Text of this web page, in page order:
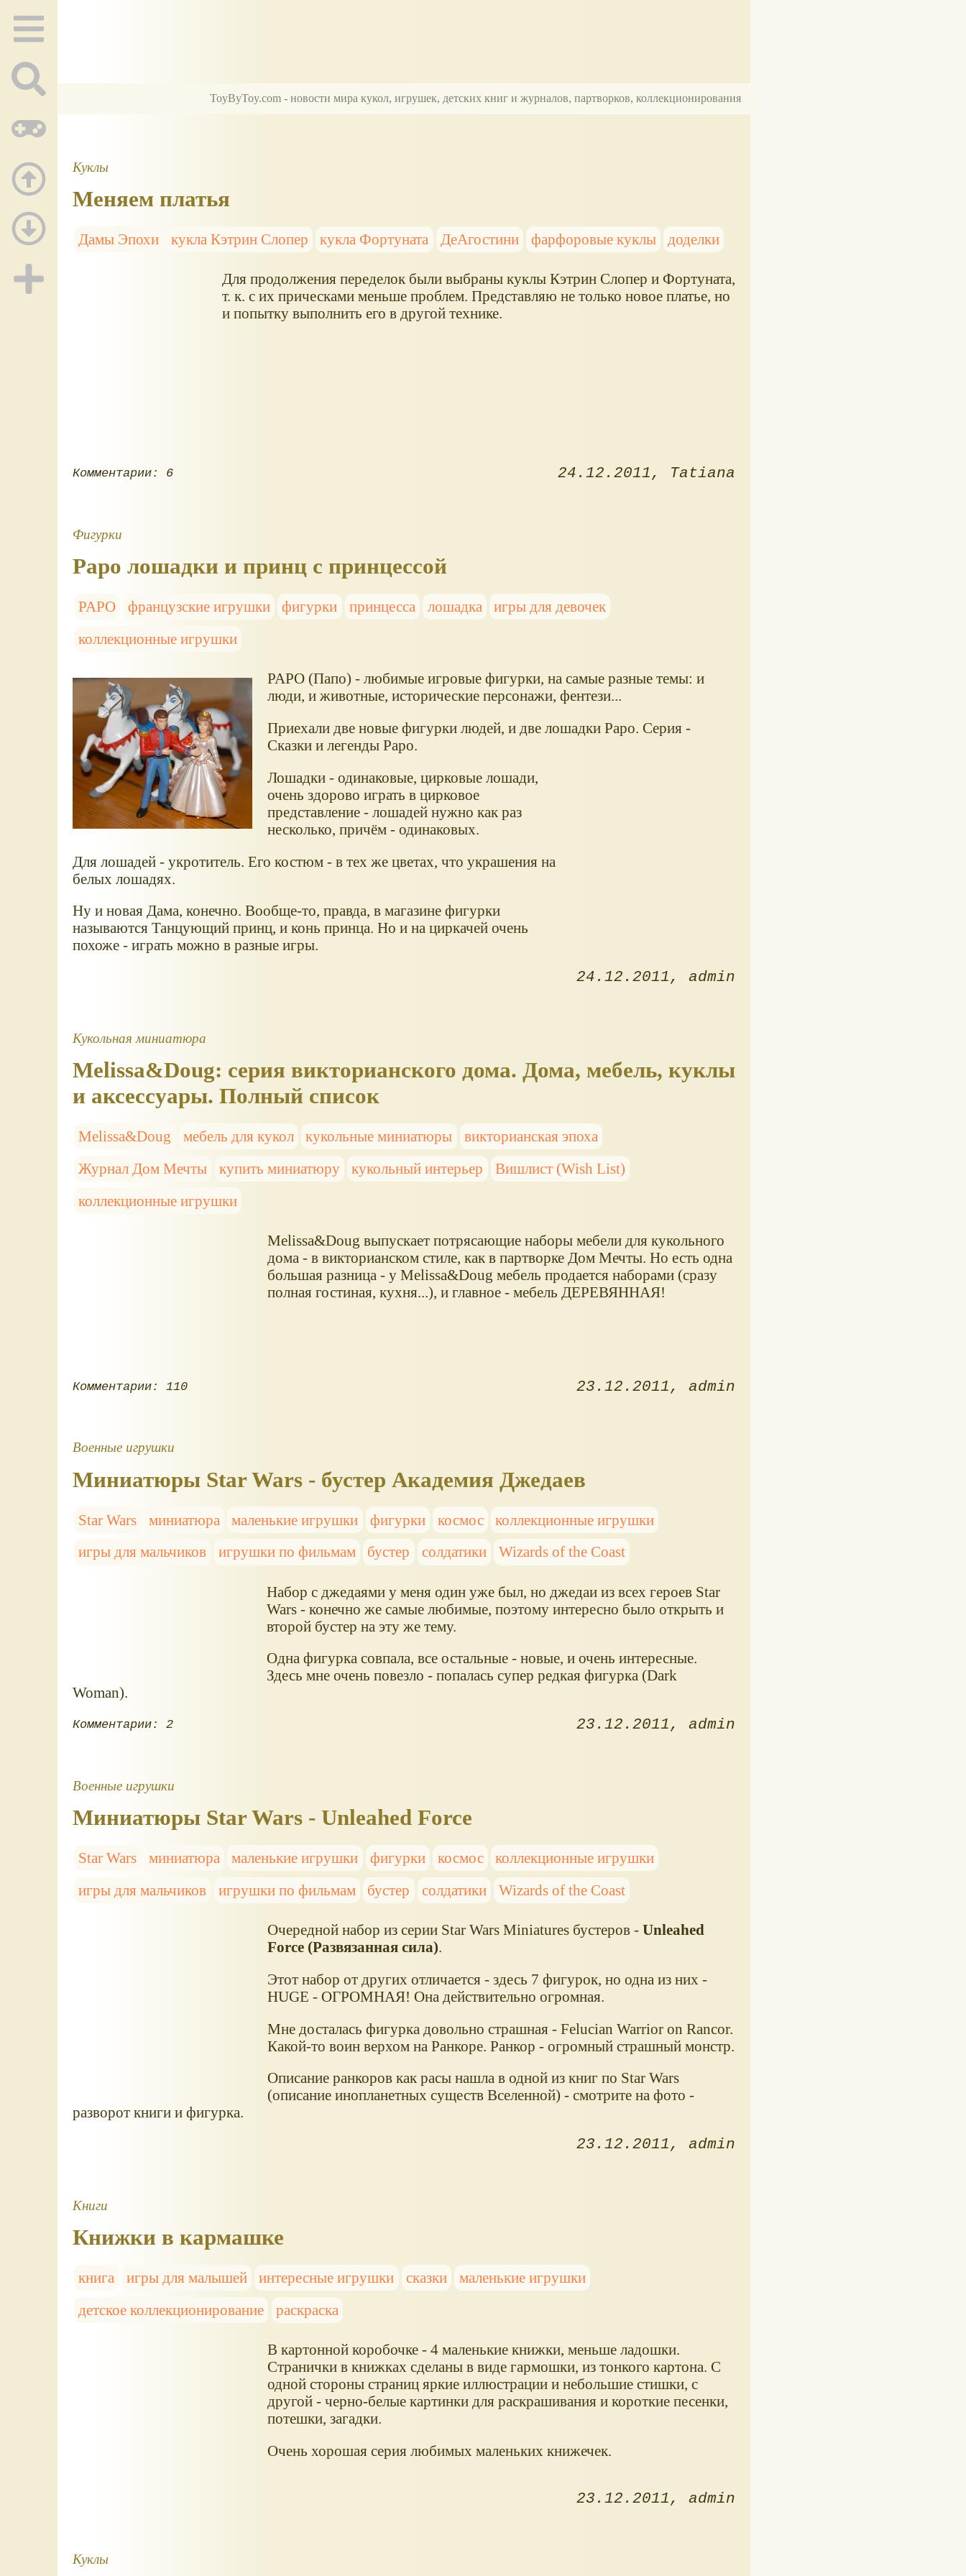
ToyByToy.com - новости мира кукол, игрушек, детских книг и журналов, партворков, коллекционирования
Куклы
Меняем платья
Дамы Эпохи кукла Кэтрин Слопер кукла Фортуната ДеАгостини фарфоровые куклы доделки
Для продолжения переделок были выбраны куклы Кэтрин Слопер и Фортуната,
т. к. с их прическами меньше проблем. Представляю не только новое платье, но
и попытку выполнить его в другой технике.
Комментарии: 6 24.12.2011 Tatiana
Фигурки
Papo лошадки и принц с принцессой
PAPO французские игрушки фигурки принцесса лошадка
игры для девочек
коллекционные игрушки
PAPO (Папо) - любимые игровые фигурки, на самые разные темы: и
люди, и животные, исторические персонажи, фентези...
Приехали две новые фигурки людей, и две лошадки Papo. Серия -
Сказки и легенды Papo.
Лошадки - одинаковые, цирковые лошади,
очень здорово играть в цирковое
представление - лошадей нужно как раз
несколько, причём - одинаковых.
Для лошадей - укротитель. Его костюм - в тех же цветах, что украшения на
белых лошадях.
Ну и новая Дама, конечно. Вообще-то, правда, в магазине фигурки
называются Танцующий принц, и конь принца. Но и на циркачей очень
похоже - играть можно в разные игры.
24.12.2011
admin
Кукольная миниатюра
Melissa&Doug: серия викторианского дома. Дома, мебель, куклы
и аксессуары. Полный список
Melissa&Doug мебель для кукол кукольные миниатюры
викторианская эпоха
Журнал Дом Мечты
купить миниатюру кукольный интерьер
Вишлист (Wish List)
коллекционные игрушки
Melissa&Doug выпускает потрясающие наборы мебели для кукольного
дома - в викторианском стиле, как в партворке Дом Мечты. Но есть одна
большая разница - у Melissa&Doug мебель продается наборами (сразу
полная гостиная, кухня...), и главное - мебель ДЕРЕВЯННАЯ!
Комментарии: 110 23.12.2011 admin
Военные игрушки
Миниатюры Star Wars - бустер Академия Джедаев
Star Wars миниатюра маленькие игрушки фигурки космос
коллекционные игрушки
игры для мальчиков
игрушки по фильмам бустер солдатики Wizards of the Coast
Набор с джедаями у меня один уже был, но джедаи из всех героев Star
Wars - конечно же самые любимые, поэтому интересно было открыть и
второй бустер на эту же тему.
Одна фигурка совпала, все остальные - новые, и очень интересные.
Здесь мне очень повезло - попалась супер редкая фигурка (Dark
Woman).
Комментарии: 2 23.12.2011 admin
Военные игрушки
Миниатюры Star Wars - Unleahed Force
Star Wars миниатюра маленькие игрушки фигурки космос
коллекционные игрушки
игры для мальчиков
игрушки по фильмам бустер солдатики Wizards of the Coast
Очередной набор из серии Star Wars Miniatures бустеров - Unleahed
Force (Развязанная сила).
Этот набор от других отличается - здесь 7 фигурок, но одна из них -
HUGE - ОГРОМНАЯ! Она действительно огромная.
Мне досталась фигурка довольно страшная - Felucian Warrior on Rancor.
Какой-то воин верхом на Ранкоре. Ранкор - огромный страшный монстр.
Описание ранкоров как расы нашла в одной из книг по Star Wars
(описание инопланетных существ Вселенной) - смотрите на фото -
разворот книги и фигурка.
23.12.2011
admin
Книги
Книжки в кармашке
книга игры для малышей интересные игрушки сказки
маленькие игрушки
детское коллекционирование
раскраска
В картонной коробочке - 4 маленькие книжки, меньше ладошки.
Странички в книжках сделаны в виде гармошки, из тонкого картона. С
одной стороны страниц яркие иллюстрации и небольшие стишки, с
другой - черно-белые картинки для раскрашивания и короткие песенки,
потешки, загадки.
Очень хорошая серия любимых маленьких книжечек.
23.12.2011 admin
Куклы